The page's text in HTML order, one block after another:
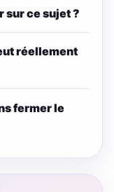
ce sujet ?
réellement
fermer le